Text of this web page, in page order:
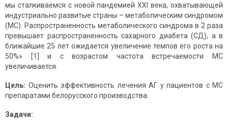
мы сталкиваемся с новой пандемией XXI века, охватывающей
индустриально развитые страны – метаболическим синдромом
(МС). Распространенность метаболического синдрома в 2 раза
превышает распространенность сахарного диабета (СД), а в
ближайшие 25 лет ожидается увеличение темпов его роста на
50%» [1] и с возрастом частота встречаемости МС
увеличивается.
Цель: Оценить эффективность лечения АГ у пациентов с МС
препаратами белорусского производства.
Задачи: